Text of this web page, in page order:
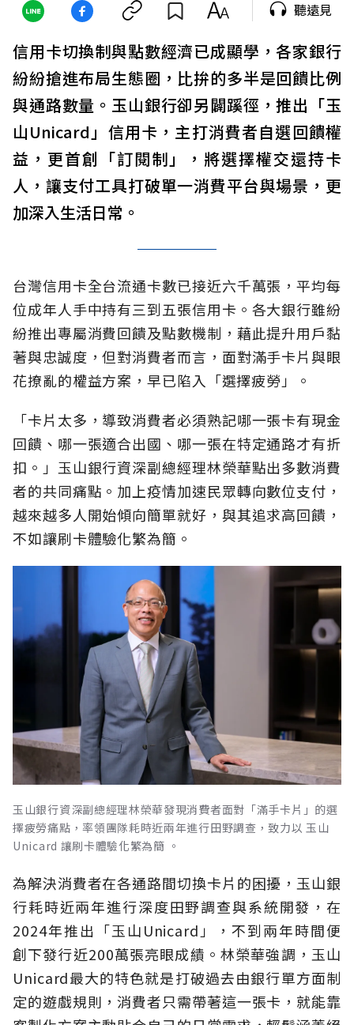
聽遠見
信用卡切換制與點數經濟已成顯學，各家銀行
紛紛搶進布局生態圈，比拚的多半是回饋比例
與通路數量。玉山銀行卻另闢蹊徑，推出「玉
山Unicard」信用卡，主打消費者自選回饋權
益，更首創「訂閱制」，將選擇權交還持卡
人，讓支付工具打破單一消費平台與場景，更
加深入生活日常。
台灣信用卡全台流通卡數已接近六千萬張，平均每
位成年人手中持有三到五張信用卡。各大銀行雖紛
紛推出專屬消費回饋及點數機制，藉此提升用戶黏
著與忠誠度，但對消費者而言，面對滿手卡片與眼
花撩亂的權益方案，早已陷入「選擇疲勞」。
「卡片太多，導致消費者必須熟記哪一張卡有現金
回饋、哪一張適合出國、哪一張在特定通路才有折
扣。」玉山銀行資深副總經理林榮華點出多數消費
者的共同痛點。加上疫情加速民眾轉向數位支付，
越來越多人開始傾向簡單就好，與其追求高回饋，
不如讓刷卡體驗化繁為簡。
玉山銀行資深副總經理林榮華發現消費者面對「滿手卡片」的選
擇疲勞痛點，率領團隊耗時近兩年進行田野調查，致力以 玉山
Unicard 讓刷卡體驗化繁為簡 。
為解決消費者在各通路間切換卡片的困擾，玉山銀
行耗時近兩年進行深度田野調查與系統開發，在
2024年推出「玉山Unicard」，不到兩年時間便
創下發行近200萬張亮眼成績。林榮華強調，玉山
Unicard最大的特色就是打破過去由銀行單方面制
定的遊戲規則，消費者只需帶著這一張卡，就能靠